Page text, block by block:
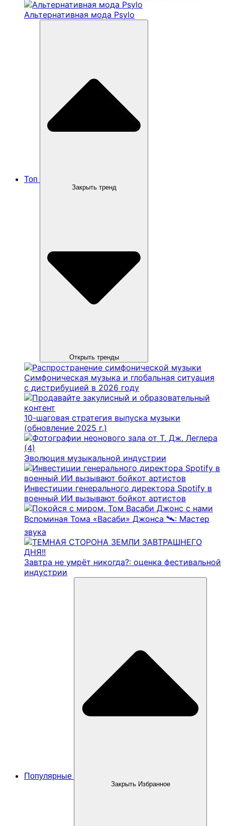
Альтернативная мода Psylo
Топ
Закрыть тренд
Открыть тренды
Симфоническая музыка и глобальная ситуация
с дистрибуцией в 2026 году
10-шаговая стратегия выпуска музыки
(обновление 2025 г.)
Эволюция музыкальной индустрии
Инвестиции генерального директора Spotify в
военный ИИ вызывают бойкот артистов
Вспоминая Тома «Васаби» Джонса 🛰️: Мастер
звука
Завтра не умрёт никогда?: оценка фестивальной
индустрии
Популярные
Закрыть Избранное